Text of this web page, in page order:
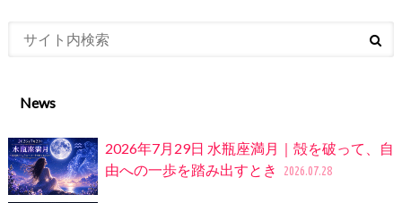
News
2026年7月29日 水瓶座満月｜殻を破って、自
由への一歩を踏み出すとき
2026.07.28